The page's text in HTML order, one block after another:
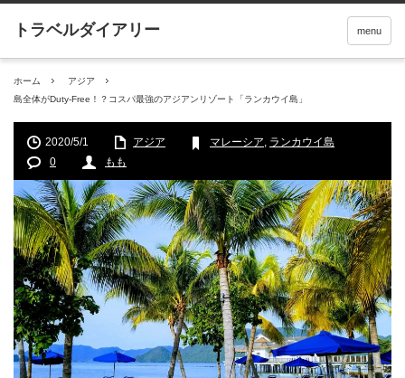
menu
ホーム
アジア
島全体がDuty-Free！？コスパ最強のアジアンリゾート「ランカウイ島」
2020/5/1 アジア マレーシア, ランカウイ島
0
もも